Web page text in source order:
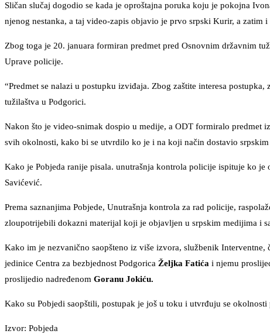
Sličan slučaj dogodio se kada je oproštajna poruka koju je pokojna
njenog nestanka, a taj video-zapis objavio je prvo srpski Kurir, a zatim
Zbog toga je 20. januara formiran predmet pred Osnovnim državnim
Uprave policije.
“Predmet se nalazi u postupku izviđaja. Zbog zaštite interesa
tužilaštva u Podgorici.
Nakon što je video-snimak dospio u medije, a ODT formiralo predmet
svih okolnosti, kako bi se utvrdilo ko je i na koji način dostavio
Kako je Pobjeda ranije pisala. unutrašnja kontrola policije ispituje ko
Savićević.
Prema saznanjima Pobjede, Unutrašnja kontrola za rad policije,
zloupotrijebili dokazni materijal koji je objavljen u srpskim medijima i
Kako im je nezvanično saopšteno iz više izvora, službenik
jedinice Centra za bezbjednost Podgorica Željka Fatića i njemu
proslijedio nadređenom Goranu Jokiću.
Kako su Pobjedi saopštili, postupak je još u toku i utvrđuju se
Izvor: Pobjeda